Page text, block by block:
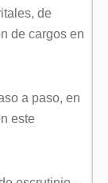
de
de cargos en
a paso, en
este